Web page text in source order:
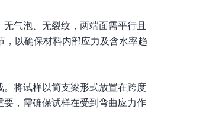
气泡、无裂纹，两端面需平行且
以确保材料内部应力及含水率趋
将试样以简支梁形式放置在跨度
，需确保试样在受到弯曲应力作